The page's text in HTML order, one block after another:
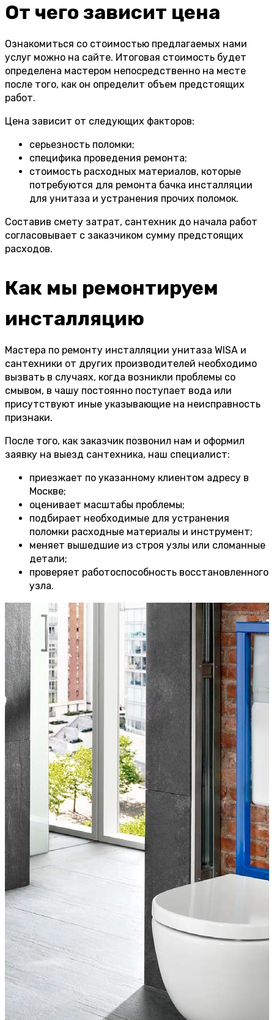
От чего зависит цена
Ознакомиться со стоимостью предлагаемых нами
услуг можно на сайте. Итоговая стоимость будет
определена мастером непосредственно на месте
после того, как он определит объем предстоящих
работ.
Цена зависит от следующих факторов:
серьезность поломки;
специфика проведения ремонта;
стоимость расходных материалов, которые
потребуются для ремонта бачка инсталляции
для унитаза и устранения прочих поломок.
Составив смету затрат, сантехник до начала работ
согласовывает с заказчиком сумму предстоящих
расходов.
Как мы ремонтируем
инсталляцию
Мастера по ремонту инсталляции унитаза WISA и
сантехники от других производителей необходимо
вызвать в случаях, когда возникли проблемы со
смывом, в чашу постоянно поступает вода или
присутствуют иные указывающие на неисправность
признаки.
После того, как заказчик позвонил нам и оформил
заявку на выезд сантехника, наш специалист:
приезжает по указанному клиентом адресу в
Москве;
оценивает масштабы проблемы;
подбирает необходимые для устранения
поломки расходные материалы и инструмент;
меняет вышедшие из строя узлы или сломанные
детали;
проверяет работоспособность восстановленного
узла.